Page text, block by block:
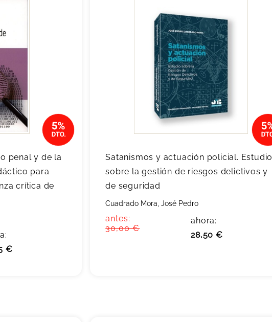
penal y de la
para
crítica de
€
Satanismos y actuación policial. Estudio
sobre la gestión de riesgos delictivos y
de seguridad
Cuadrado Mora, José Pedro
antes:
30,00 €
ahora:
28,50 €